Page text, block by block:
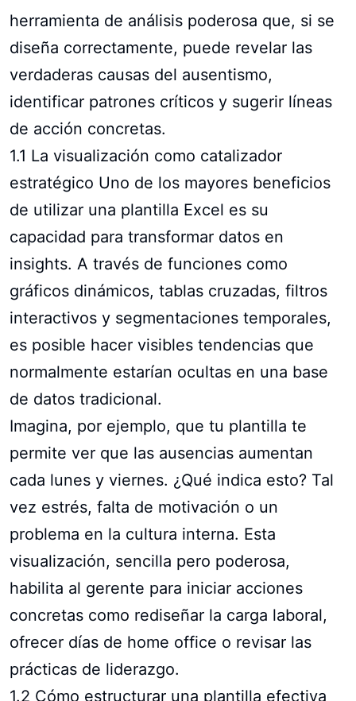
herramienta de análisis poderosa que, si se
diseña correctamente, puede revelar las
verdaderas causas del ausentismo,
identificar patrones críticos y sugerir líneas
de acción concretas.
1.1 La visualización como catalizador
estratégico Uno de los mayores beneficios
de utilizar una plantilla Excel es su
capacidad para transformar datos en
insights. A través de funciones como
gráficos dinámicos, tablas cruzadas, filtros
interactivos y segmentaciones temporales,
es posible hacer visibles tendencias que
normalmente estarían ocultas en una base
de datos tradicional.
Imagina, por ejemplo, que tu plantilla te
permite ver que las ausencias aumentan
cada lunes y viernes. ¿Qué indica esto? Tal
vez estrés, falta de motivación o un
problema en la cultura interna. Esta
visualización, sencilla pero poderosa,
habilita al gerente para iniciar acciones
concretas como rediseñar la carga laboral,
ofrecer días de home office o revisar las
prácticas de liderazgo.
1.2 Cómo estructurar una plantilla efectiva